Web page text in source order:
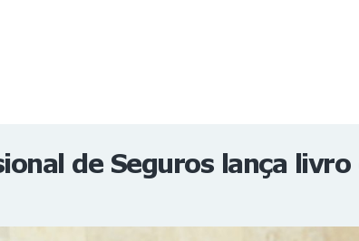
de Seguros lança